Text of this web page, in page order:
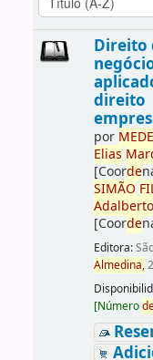
Direito
direito
por MEDE
Elias
[Coorde
SIMÃO
Adalberto
[Coorde
Editora:
Almedina,
[Número